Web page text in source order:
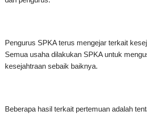
Pengurus SPKA terus mengejar terkait
Semua usaha dilakukan SPKA untuk
kesejahtraan sebaik baiknya.
Beberapa hasil terkait pertemuan adalah